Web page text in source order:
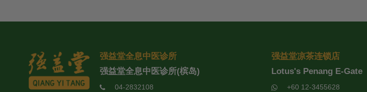
强益堂全息中医诊所
强益堂全息中医诊所(槟岛)
04-2832108
强益堂凉茶连锁店
Lotus's Penang E-Gate
+60 12-3455628